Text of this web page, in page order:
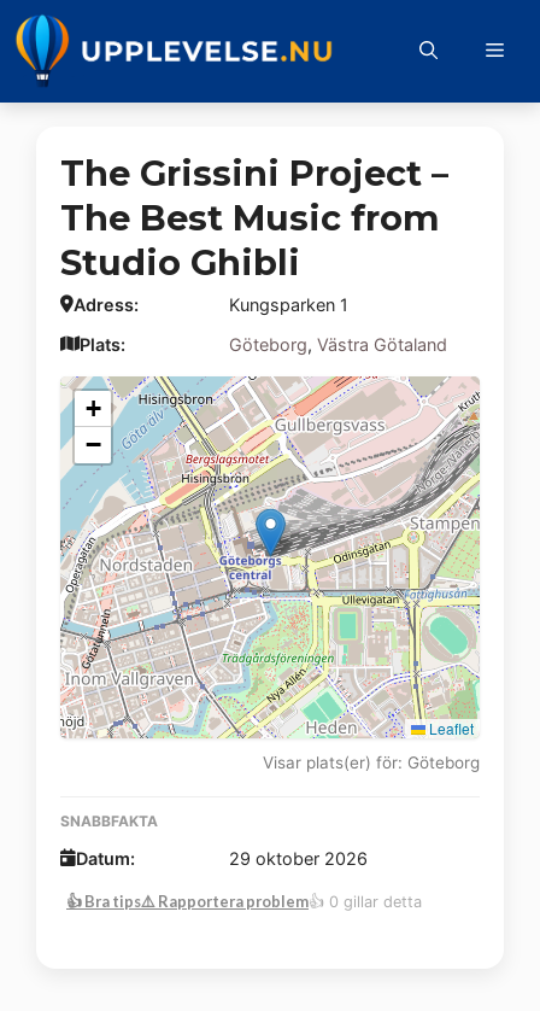
Hoppa
till
innehåll
The Grissini Project –
The Best Music from
Studio Ghibli
Adress:
Kungsparken 1
Plats:
Göteborg, Västra Götaland
+
−
Leaflet
Visar plats(er) för: Göteborg
SNABBFAKTA
Datum: 29 oktober 2026
👍 Bra tips⚠️ Rapportera problem👍 0 gillar detta